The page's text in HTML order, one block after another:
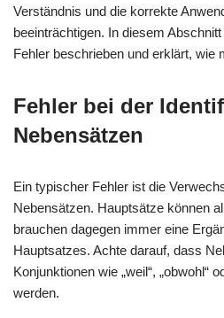
Verständnis und die korrekte
beeinträchtigen. In diesem
Fehler beschrieben und erklärt, wie
Fehler bei der
Nebensätzen
Ein typischer Fehler ist die
Nebensätzen. Hauptsätze können
brauchen dagegen immer eine
Hauptsatzes. Achte darauf, dass
Konjunktionen wie „weil“, „obwohl“
werden.